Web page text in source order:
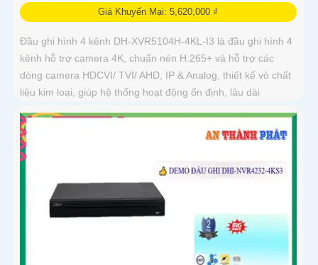
Giá Khuyến Mại: 5,620,000 ₫
Đầu ghi hình 4 kênh DH-XVR5104H-4KL-I3 là đầu ghi hình 4
kênh hỗ trợ camera 4K, chuẩn nén H.265+ và hỗ trợ các
dòng camera HDCVI/ TVI/ AHD, IP & Analog, thiết kế vỏ chất
liệu kim loại, giúp hệ thống hoạt động ổn định, lâu dài